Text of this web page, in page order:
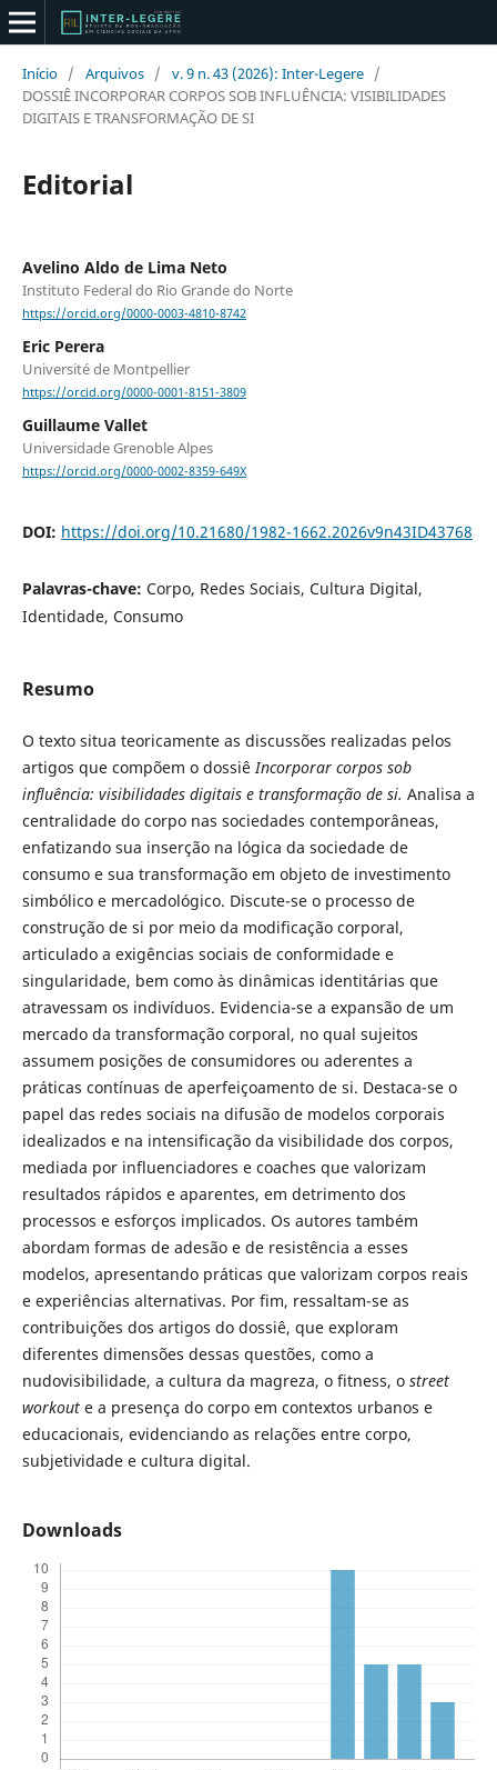
Início / Arquivos / v. 9 n. 43 (2026): Inter-Legere /
DOSSIÊ INCORPORAR CORPOS SOB INFLUÊNCIA: VISIBILIDADES
DIGITAIS E TRANSFORMAÇÃO DE SI
Editorial
Avelino Aldo de Lima Neto
Instituto Federal do Rio Grande do Norte
https://orcid.org/0000-0003-4810-8742
Eric Perera
Université de Montpellier
https://orcid.org/0000-0001-8151-3809
Guillaume Vallet
Universidade Grenoble Alpes
https://orcid.org/0000-0002-8359-649X
DOI: https://doi.org/10.21680/1982-1662.2026v9n43ID43768
Palavras-chave: Corpo, Redes Sociais, Cultura Digital,
Identidade, Consumo
Resumo
O texto situa teoricamente as discussões realizadas pelos
artigos que compõem o dossiê Incorporar corpos sob
influência: visibilidades digitais e transformação de si. Analisa a
centralidade do corpo nas sociedades contemporâneas,
enfatizando sua inserção na lógica da sociedade de
consumo e sua transformação em objeto de investimento
simbólico e mercadológico. Discute-se o processo de
construção de si por meio da modificação corporal,
articulado a exigências sociais de conformidade e
singularidade, bem como às dinâmicas identitárias que
atravessam os indivíduos. Evidencia-se a expansão de um
mercado da transformação corporal, no qual sujeitos
assumem posições de consumidores ou aderentes a
práticas contínuas de aperfeiçoamento de si. Destaca-se o
papel das redes sociais na difusão de modelos corporais
idealizados e na intensificação da visibilidade dos corpos,
mediada por influenciadores e coaches que valorizam
resultados rápidos e aparentes, em detrimento dos
processos e esforços implicados. Os autores também
abordam formas de adesão e de resistência a esses
modelos, apresentando práticas que valorizam corpos reais
e experiências alternativas. Por fim, ressaltam-se as
contribuições dos artigos do dossiê, que exploram
diferentes dimensões dessas questões, como a
nudovisibilidade, a cultura da magreza, o fitness, o street
workoute a presença do corpo em contextos urbanos e
educacionais, evidenciando as relações entre corpo,
subjetividade e cultura digital.
Downloads